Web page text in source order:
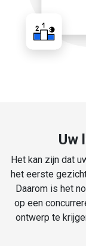
Uw
Het kan zijn dat
het eerste
Daarom is het
op een
ontwerp te